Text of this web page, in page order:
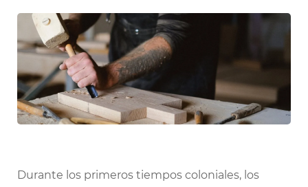
Durante los primeros tiempos coloniales, los